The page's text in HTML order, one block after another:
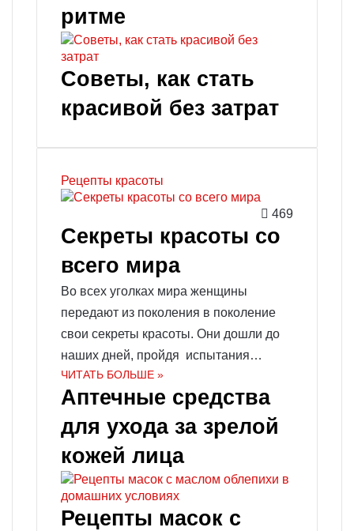
ритме
Советы, как стать
красивой без затрат
Рецепты красоты
469
Секреты красоты со
всего мира
Во всех уголках мира женщины
передают из поколения в поколение
свои секреты красоты. Они дошли до
наших дней, пройдя испытания…
ЧИТАТЬ БОЛЬШЕ »
Аптечные средства
для ухода за зрелой
кожей лица
Рецепты масок с